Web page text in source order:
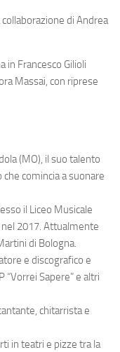
collaborazione di Andrea
in Francesco Gilioli
Massai, con riprese
(MO), il suo talento
comincia a suonare
il Liceo Musicale
nel 2017. Attualmente
di Bologna.
e discografico e
“Vorrei Sapere” e altri
chitarrista e
in teatri e pizze tra la